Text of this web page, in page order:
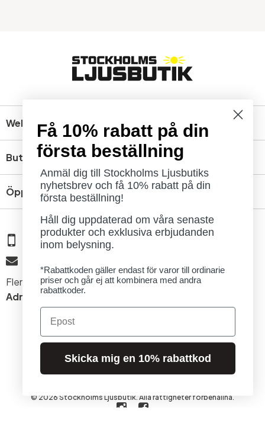
Webbshop
Butik
Öppettider
08 - 654 29 00
Fler kontaktuppgifter »
Adress:Kungsholmsgatan 6, 112 27 Stockholm
© 2026 Stockholms Ljusbutik. Alla rättigheter förbehållna.
Få 10% rabatt på din
första beställning
Anmäl dig till Stockholms Ljusbutiks
nyhetsbrev och få 10% rabatt på din
första beställning!
Håll dig uppdaterad om våra senaste
produkter och exklusiva erbjudanden
inom belysning.
*Rabattkoden gäller endast för varor till ordinarie
priser och går ej att kombinera med andra
rabattkoder.
Email
Skicka mig en 10% rabattkod